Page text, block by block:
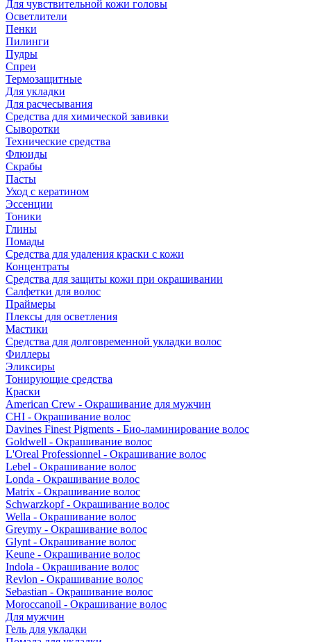
Для чувствительной кожи головы
Осветлители
Пенки
Пилинги
Пудры
Спреи
Термозащитные
Для укладки
Для расчесывания
Средства для химической завивки
Сыворотки
Технические средства
Флюиды
Скрабы
Пасты
Уход с кератином
Эссенции
Тоники
Глины
Помады
Средства для удаления краски с кожи
Концентраты
Средства для защиты кожи при окрашивании
Салфетки для волос
Праймеры
Плексы для осветления
Мастики
Средства для долговременной укладки волос
Филлеры
Эликсиры
Тонирующие средства
Краски
American Crew - Окрашивание для мужчин
CHI - Окрашивание волос
Davines Finest Pigments - Био-ламинирование волос
Goldwell - Окрашивание волос
L'Oreal Professionnel - Окрашивание волос
Lebel - Окрашивание волос
Londa - Окрашивание волос
Matrix - Окрашивание волос
Schwarzkopf - Окрашивание волос
Wella - Окрашивание волос
Greymy - Окрашивание волос
Glynt - Окрашивание волос
Keune - Окрашивание волос
Indola - Окрашивание волос
Revlon - Окрашивание волос
Sebastian - Окрашивание волос
Moroccanoil - Окрашивание волос
Для мужчин
Гель для укладки